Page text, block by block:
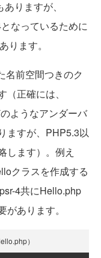
りますが、
なっているために
ります。
前空間つきのク
正確には、
ようなアンダーバ
ますが、PHP5.3以
します）。例え
クラスを作成する
4共にHello.php
あります。
）